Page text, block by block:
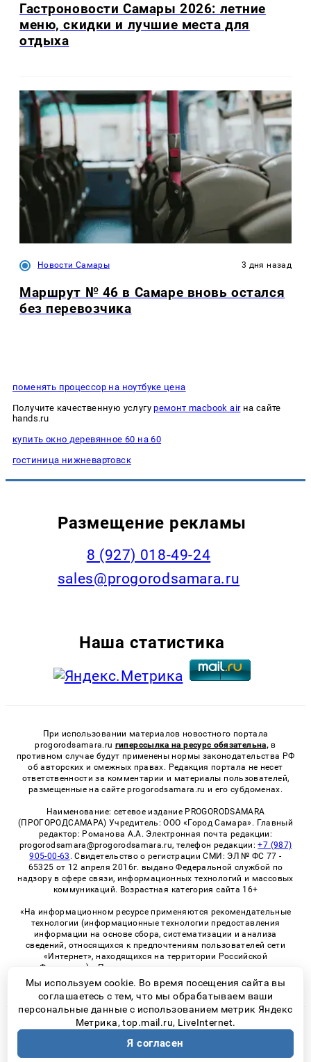
Гастроновости Самары 2026: летние
меню, скидки и лучшие места для
отдыха
Новости Самары 3 дня назад
Маршрут № 46 в Самаре вновь остался
без перевозчика
поменять процессор на ноутбуке цена
Получите качественную услугуремонт macbook airна сайте
hands.ru
купить окно деревянное 60 на 60
гостиница нижневартовск
Размещение рекламы
8 (927) 018-49-24
sales@progorodsamara.ru
Наша статистика
При использовании материалов новостного портала
progorodsamara.ru гиперссылка на ресурс обязательна, в
противном случае будут применены нормы законодательства РФ
об авторских и смежных правах. Редакция портала не несет
ответственности за комментарии и материалы пользователей,
размещенные на сайте progorodsamara.ru и его субдоменах.
Наименование: сетевое издание PROGORODSAMARA
(ПРОГОРОДСАМАРА) Учредитель: ООО «Город Самара». Главный
редактор: Романова А.А. Электронная почта редакции:
progorodsamara@progorodsamara.ru, телефон редакции:+7 (987)
905-00-63 . Свидетельство о регистрации СМИ: ЭЛ № ФС 77 -
65325 от 12 апреля 2016г. выдано Федеральной службой по
надзору в сфере связи, информационных технологий и массовых
коммуникаций. Возрастная категория сайта 16+
«На информационном ресурсе применяются рекомендательные
технологии (информационные технологии предоставления
информации на основе сбора, систематизации и анализа
сведений, относящихся к предпочтениям пользователей сети
«Интернет», находящихся на территории Российской
Федерации)». Правила применения рекомендательных
технологий в виджетах рекламно-обменной сети
«СМИ2» (PDF)
© 2026 «ProGorodSamara» | Все права защищены
Возрастная категория сайта 16+
Политика конфиденциальности
Мы используем cookie. Во время посещения сайта вы
соглашаетесь с тем, что мы обрабатываем ваши
персональные данные с использованием метрик Яндекс
Метрика, top.mail.ru, LiveInternet.
Я согласен